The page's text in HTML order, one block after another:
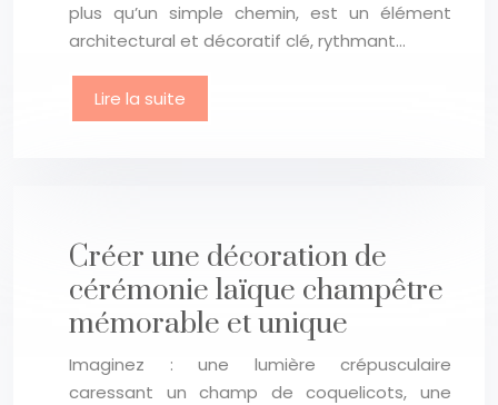
plus qu’un simple chemin, est un élément
architectural et décoratif clé, rythmant…
Lire la suite
Créer une décoration de
cérémonie laïque champêtre
mémorable et unique
Imaginez : une lumière crépusculaire
caressant un champ de coquelicots, une